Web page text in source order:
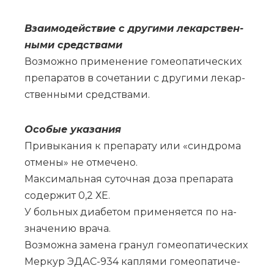
Вза­и­мо­действие с дру­ги­ми ле­кар­ствен­
ны­ми сред­ства­ми
Воз­мож­но при­ме­не­ние го­мео­па­ти­че­ских
пре­па­ра­тов в со­че­та­нии с дру­ги­ми ле­кар­
ствен­ны­ми сред­ства­ми.
Осо­бые ука­за­ния
При­вы­ка­ния к пре­па­ра­ту или «син­дро­ма
от­ме­ны» не от­ме­че­но.
Мак­си­маль­ная су­точ­ная до­за пре­па­ра­та
со­дер­жит 0,2 ХЕ.
У боль­ных диа­бе­том при­ме­ня­ет­ся по на­
зна­че­нию вра­ча.
Воз­мож­на за­ме­на гра­нул го­мео­па­ти­че­ских
Мер­кур ЭДАС-934 кап­ля­ми го­мео­па­ти­че­